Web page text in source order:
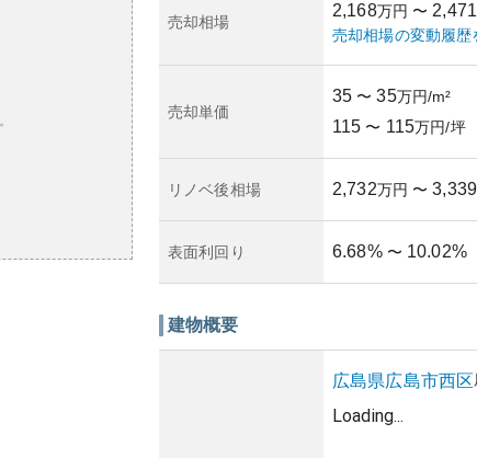
売却相場
2,168万円 〜 2,471
売却相場の変動履歴
売却単価
35 〜 35万円/m²
115 〜 115万円/坪
リノベ後相場 2,732万円 〜 3,339
表面利回り 6.68% 〜 10.02%
建物概要
広島県広島市西区
Loading...